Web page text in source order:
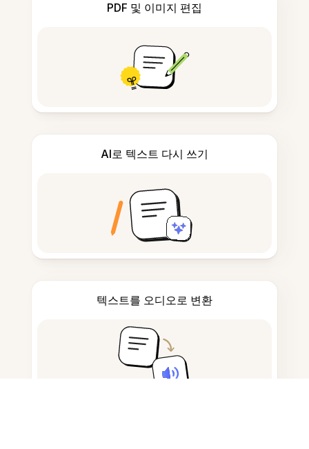
PDF 및 이미지 편집
AI로 텍스트 다시 쓰기
텍스트를 오디오로 변환